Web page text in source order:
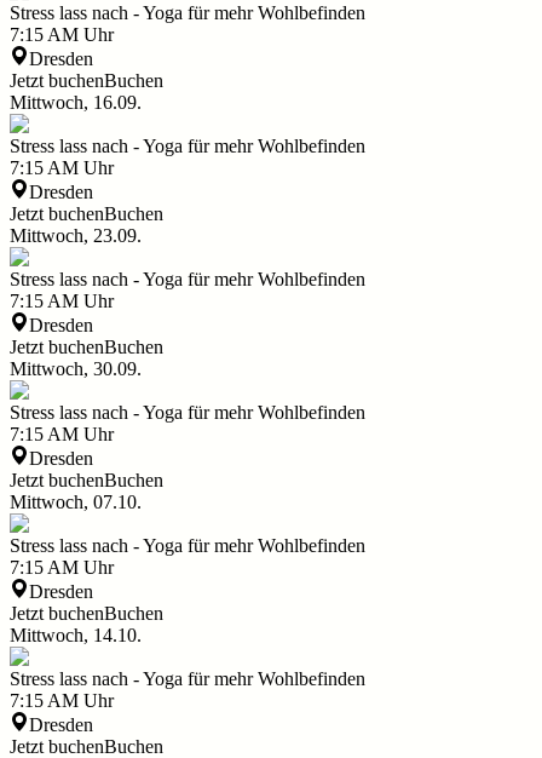
Stress lass nach - Yoga für mehr Wohlbefinden
7:15 AM Uhr
Dresden
Jetzt buchenBuchen
Mittwoch, 16.09.
Stress lass nach - Yoga für mehr Wohlbefinden
7:15 AM Uhr
Dresden
Jetzt buchenBuchen
Mittwoch, 23.09.
Stress lass nach - Yoga für mehr Wohlbefinden
7:15 AM Uhr
Dresden
Jetzt buchenBuchen
Mittwoch, 30.09.
Stress lass nach - Yoga für mehr Wohlbefinden
7:15 AM Uhr
Dresden
Jetzt buchenBuchen
Mittwoch, 07.10.
Stress lass nach - Yoga für mehr Wohlbefinden
7:15 AM Uhr
Dresden
Jetzt buchenBuchen
Mittwoch, 14.10.
Stress lass nach - Yoga für mehr Wohlbefinden
7:15 AM Uhr
Dresden
Jetzt buchenBuchen